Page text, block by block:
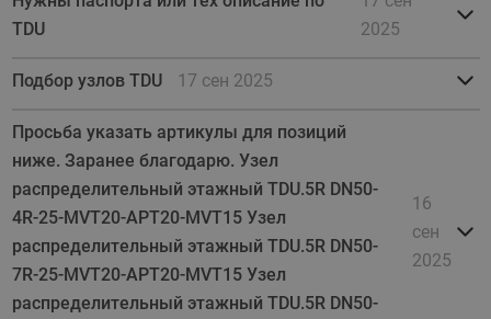
TDU
2025
Подбор узлов TDU 17 сен 2025
Просьба указать артикулы для позиций
ниже. Заранее благодарю. Узел
распределительный этажный TDU.5R DN50-
4R-25-MVT20-APT20-MVT15 Узел
распределительный этажный TDU.5R DN50-
7R-25-MVT20-APT20-MVT15 Узел
распределительный этажный TDU.5R DN50-
16
сен
2025